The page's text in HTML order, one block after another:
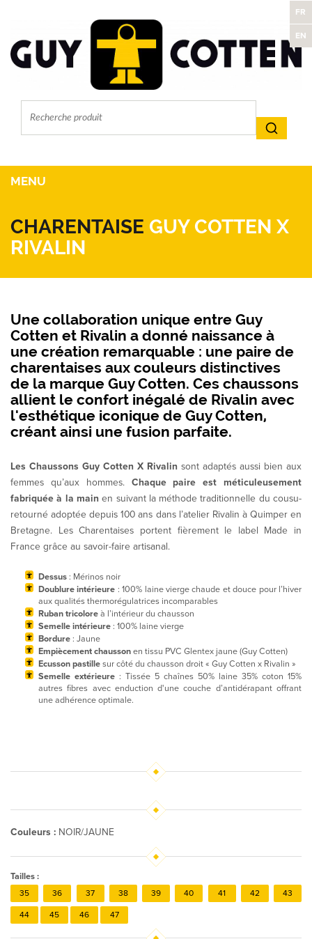
FR
EN
MENU
CHARENTAISE GUY COTTEN X
RIVALIN
Une collaboration unique entre Guy
Cotten et Rivalin a donné naissance à
une création remarquable : une paire de
charentaises aux couleurs distinctives
de la marque Guy Cotten. Ces chaussons
allient le confort inégalé de Rivalin avec
l'esthétique iconique de Guy Cotten,
créant ainsi une fusion parfaite.
Les Chaussons Guy Cotten X Rivalin sont adaptés aussi bien aux
femmes qu’aux hommes. Chaque paire est méticuleusement
fabriquée à la mainen suivant la méthode traditionnelle du cousu-
retourné adoptée depuis 100 ans dans l’atelier Rivalin à Quimper en
Bretagne. Les Charentaises portent fièrement le label Made in
France grâce au savoir-faire artisanal.
Dessus : Mérinos noir
Doublure intérieure : 100% laine vierge chaude et douce pour l’hiver
aux qualités thermorégulatrices incomparables
Ruban tricoloreà l’intérieur du chausson
Semelle intérieure : 100% laine vierge
Bordure : Jaune
Empiècement chaussonen tissu PVC Glentex jaune (Guy Cotten)
Ecusson pastillesur côté du chausson droit « Guy Cotten x Rivalin »
Semelle extérieure : Tissée 5 chaînes 50% laine 35% coton 15%
autres fibres avec enduction d'une couche d’antidérapant offrant
une adhérence optimale.
Couleurs : NOIR/JAUNE
Tailles :
35 36 37 38 39 40 41 42 43
44 45 46 47